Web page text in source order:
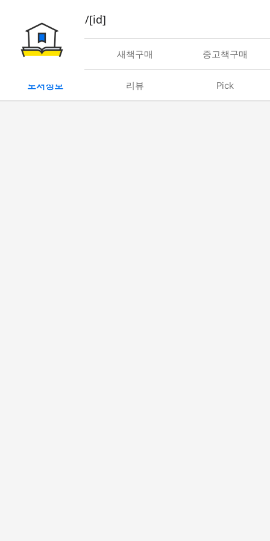
book/rent/[id]
대여 새책구매 중고책구매
도서정보 리뷰 Pick